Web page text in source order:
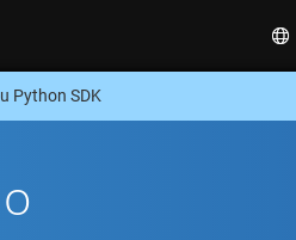
Python SDK